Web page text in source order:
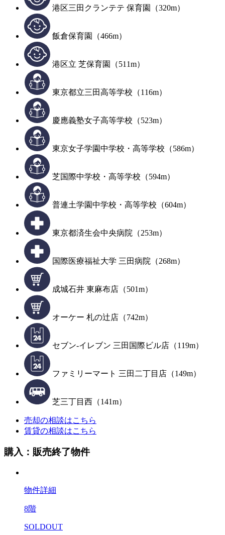
港区三田クランテテ 保育園（320m）
飯倉保育園（466m）
港区立 芝保育園（511m）
東京都立三田高等学校（116m）
慶應義塾女子高等学校（523m）
東京女子学園中学校・高等学校（586m）
芝国際中学校・高等学校（594m）
普連土学園中学校・高等学校（604m）
東京都済生会中央病院（253m）
国際医療福祉大学 三田病院（268m）
成城石井 東麻布店（501m）
オーケー 札の辻店（742m）
セブン-イレブン 三田国際ビル店（119m）
ファミリーマート 三田二丁目店（149m）
芝三丁目西（141m）
売却の相談はこちら
賃貸の相談はこちら
購入：販売終了物件
物件詳細
8階
SOLDOUT